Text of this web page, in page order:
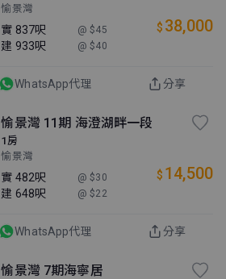
愉景灣
實 837呎 @ $45
建 933呎 @ $40
$ 38,000
WhatsApp代理 分享
愉景灣 11期 海澄湖畔一段
1房
愉景灣
實 482呎 @ $30
建 648呎 @ $22
$ 14,500
WhatsApp代理 分享
愉景灣 7期海寧居